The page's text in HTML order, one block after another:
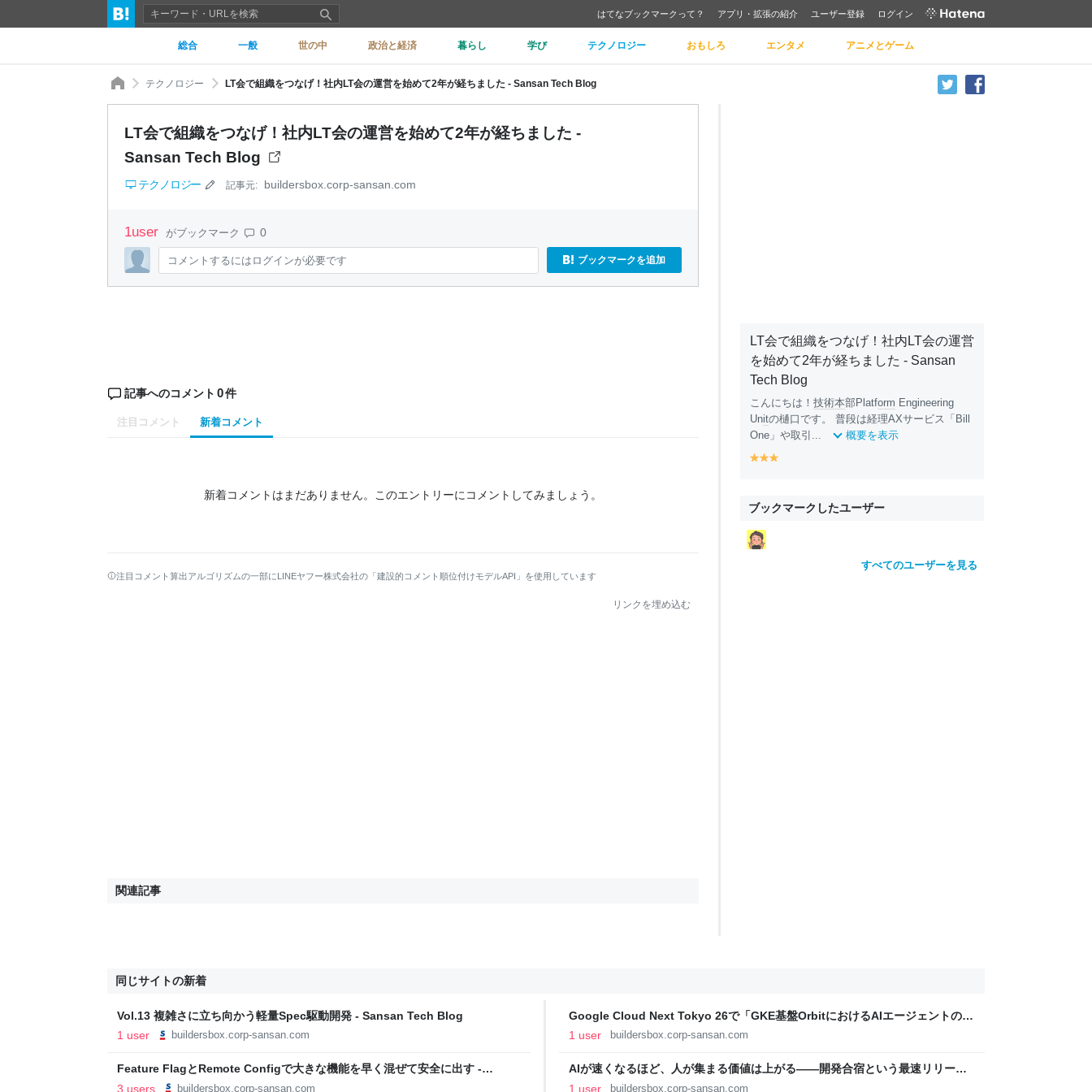
はてなブックマークって？ アプリ・拡張の紹介 ユーザー登録 ログイン
総合 一般 世の中 政治と経済 暮らし 学び テクノロジー おもしろ エンタメ アニメとゲーム
テクノロジー LT会で組織をつなげ！社内LT会の運営を始めて2年が経ちました - Sansan Tech Blog
LT会で組織をつなげ！社内LT会の運営を始めて2年が経ちました -
Sansan Tech Blog
テクノロジー 記事元: buildersbox.corp-sansan.com
1user がブックマーク 0
コメントするにはログインが必要です ブックマークを追加
記事へのコメント 0件
注目コメント 新着コメント
新着コメントはまだありません。 このエントリーにコメントしてみましょう。
注目コメント算出アルゴリズムの一部にLINEヤフー株式会社の「建設的コメント順位付けモデルAPI」を使用しています
リンクを埋め込む
関連記事
LT会で組織をつなげ！社内LT会の運営
を始めて2年が経ちました - Sansan
Tech Blog
こんにちは！ 技術本部Platform Engineering
Unitの樋口です。 普段は経理AXサービス「Bill
One」や取引...
概要を表示
y
o
y
o o
ブックマークしたユーザー
すべてのユーザーを見る
同じサイトの新着
Vol.13 複雑さに立ち向かう軽量Spec駆動開発 - Sansan Tech Blog
1 user
buildersbox.corp-sansan.com
Google Cloud Next Tokyo 26で「GKE基盤OrbitにおけるAIエージェントの実
践」について登壇してきました - Sansan Tech Blog
1 user buildersbox.corp-sansan.com
Feature FlagとRemote Configで大きな機能を早く混ぜて安全に出す -
Sansan Tech Blog
3 users buildersbox.corp-sansan.com
AIが速くなるほど、人が集まる価値は上がる——開発合宿という最速リリース
戦略 - Sansan Tech Blog
1 user buildersbox.corp-sansan.com